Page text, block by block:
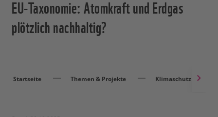
EU-Taxonomie: Atomkraft und Erdgas
plötzlich nachhaltig?
Startseite Themen & Projekte Klimaschutz